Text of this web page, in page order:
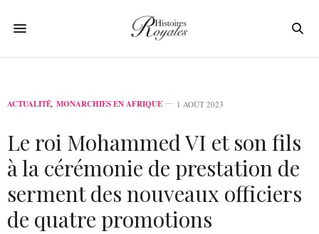
ACTUALITÉ, MONARCHIES EN AFRIQUE 1 AOÛT 2023
Le roi Mohammed VI et son fils
à la cérémonie de prestation de
serment des nouveaux officiers
de quatre promotions